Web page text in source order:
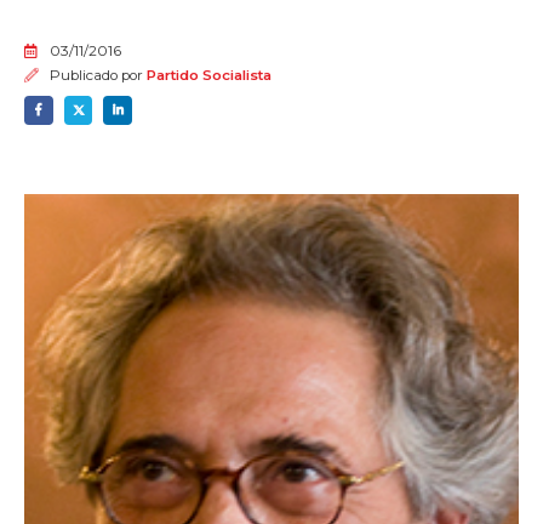
03/11/2016
Publicado por Partido Socialista